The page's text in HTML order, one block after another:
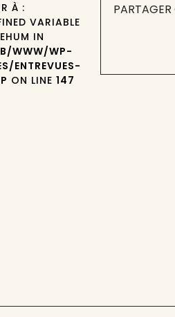
À :
VARIABLE
IN
WWW/WP-
ENTREVUES-
ON LINE 147